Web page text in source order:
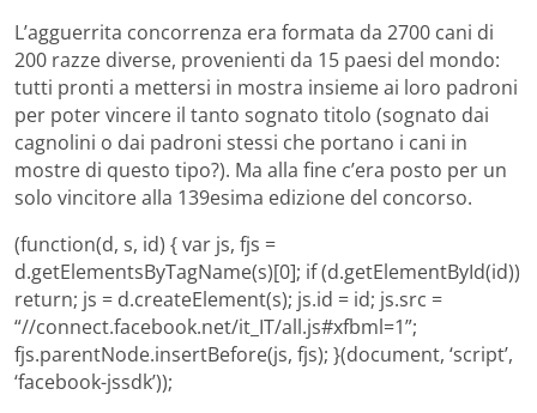
L’agguerrita concorrenza era formata da 2700 cani di
200 razze diverse, provenienti da 15 paesi del mondo:
tutti pronti a mettersi in mostra insieme ai loro padroni
per poter vincere il tanto sognato titolo (sognato dai
cagnolini o dai padroni stessi che portano i cani in
mostre di questo tipo?). Ma alla fine c’era posto per un
solo vincitore alla 139esima edizione del concorso.
(function(d, s, id) { var js, fjs =
d.getElementsByTagName(s)[0]; if (d.getElementById(id))
return; js = d.createElement(s); js.id = id; js.src =
“//connect.facebook.net/it_IT/all.js#xfbml=1”;
fjs.parentNode.insertBefore(js, fjs); }(document, ‘script’,
‘facebook-jssdk’));